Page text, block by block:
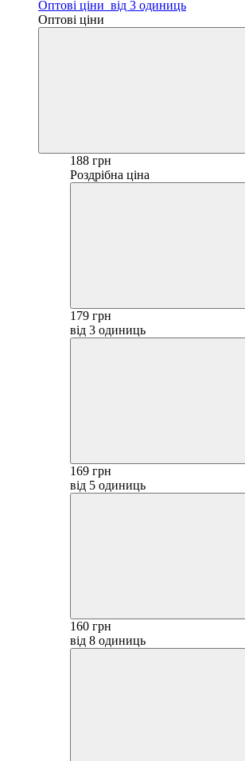
Оптові ціни від 3 одиниць
Оптові ціни
188 грн
Роздрібна ціна
179 грн
від 3 одиниць
169 грн
від 5 одиниць
160 грн
від 8 одиниць